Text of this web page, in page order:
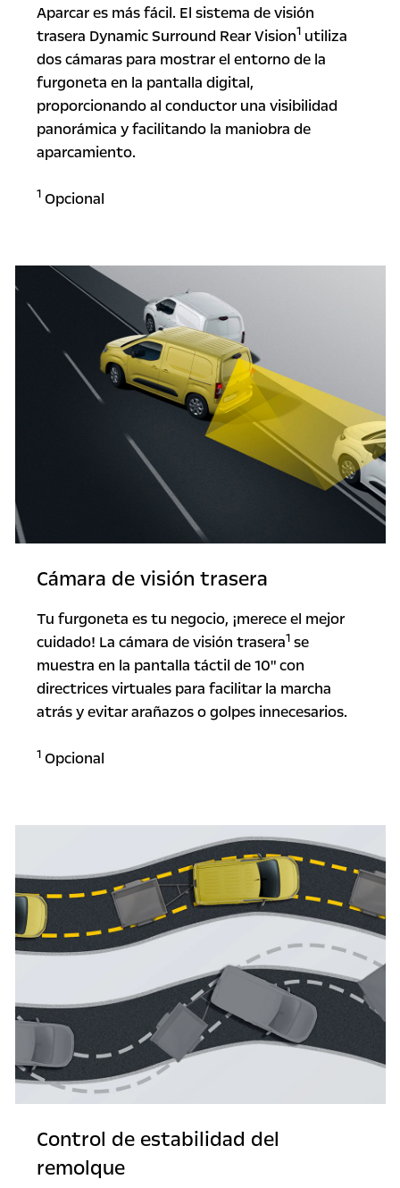
Aparcar es más fácil. El sistema de visión
trasera Dynamic Surround Rear Vision1utiliza
dos cámaras para mostrar el entorno de la
furgoneta en la pantalla digital,
proporcionando al conductor una visibilidad
panorámica y facilitando la maniobra de
aparcamiento.
1Opcional
Cámara de visión trasera
Tu furgoneta es tu negocio, ¡merece el mejor
cuidado! La cámara de visión trasera1se
muestra en la pantalla táctil de 10" con
directrices virtuales para facilitar la marcha
atrás y evitar arañazos o golpes innecesarios.
1Opcional
Control de estabilidad del
remolque